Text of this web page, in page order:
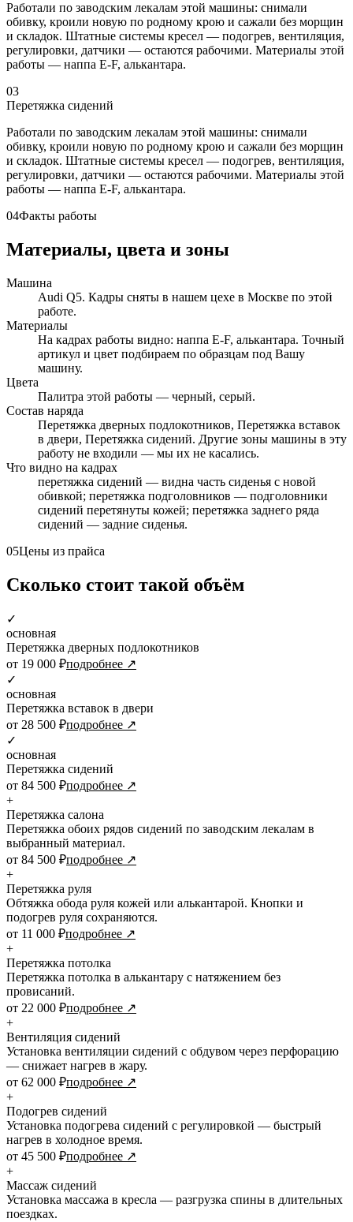
Работали по заводским лекалам этой машины: снимали
обивку, кроили новую по родному крою и сажали без морщин
и складок. Штатные системы кресел — подогрев, вентиляция,
регулировки, датчики — остаются рабочими. Материалы этой
работы — наппа E-F, алькантара.
03
Перетяжка сидений
Работали по заводским лекалам этой машины: снимали
обивку, кроили новую по родному крою и сажали без морщин
и складок. Штатные системы кресел — подогрев, вентиляция,
регулировки, датчики — остаются рабочими. Материалы этой
работы — наппа E-F, алькантара.
04Факты работы
Материалы, цвета и зоны
Машина
Audi Q5. Кадры сняты в нашем цехе в Москве по этой
работе.
Материалы
На кадрах работы видно: наппа E-F, алькантара. Точный
артикул и цвет подбираем по образцам под Вашу
машину.
Цвета
Палитра этой работы — черный, серый.
Состав наряда
Перетяжка дверных подлокотников, Перетяжка вставок
в двери, Перетяжка сидений. Другие зоны машины в эту
работу не входили — мы их не касались.
Что видно на кадрах
перетяжка сидений — видна часть сиденья с новой
обивкой; перетяжка подголовников — подголовники
сидений перетянуты кожей; перетяжка заднего ряда
сидений — задние сиденья.
05Цены из прайса
Сколько стоит такой объём
✓
основная
Перетяжка дверных подлокотников
от 19 000 ₽подробнее ↗
✓
основная
Перетяжка вставок в двери
от 28 500 ₽подробнее ↗
✓
основная
Перетяжка сидений
от 84 500 ₽подробнее ↗
+
Перетяжка салона
Перетяжка обоих рядов сидений по заводским лекалам в
выбранный материал.
от 84 500 ₽подробнее ↗
+
Перетяжка руля
Обтяжка обода руля кожей или алькантарой. Кнопки и
подогрев руля сохраняются.
от 11 000 ₽подробнее ↗
+
Перетяжка потолка
Перетяжка потолка в алькантару с натяжением без
провисаний.
от 22 000 ₽подробнее ↗
+
Вентиляция сидений
Установка вентиляции сидений с обдувом через перфорацию
— снижает нагрев в жару.
от 62 000 ₽подробнее ↗
+
Подогрев сидений
Установка подогрева сидений с регулировкой — быстрый
нагрев в холодное время.
от 45 500 ₽подробнее ↗
+
Массаж сидений
Установка массажа в кресла — разгрузка спины в длительных
поездках.